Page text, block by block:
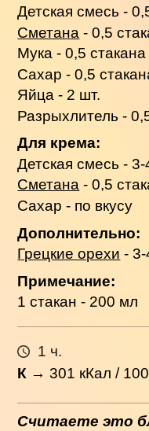
Детская смесь -
Сметана - 0,5
Мука - 0,5 стакана
Сахар - 0,5
Яйца - 2 шт.
Разрыхлитель -
Для крема:
Детская смесь - 3-
Сметана - 0,5
Сахар - по вкусу
Дополнительно:
Грецкие орехи -
Примечание:
1 стакан - 200 мл
1 ч.
К →301 кКал /
Считаете это